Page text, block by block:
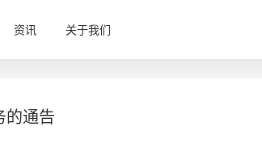
资讯 关于我们
的通告